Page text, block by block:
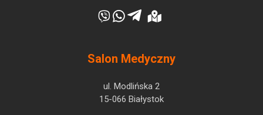
Salon Medyczny
ul. Modlińska 2
15-066 Białystok